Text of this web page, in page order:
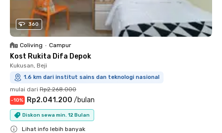
360
Coliving • Campur
Kost Rukita Difa Depok
Kukusan, Beji
1.6 km dari institut sains dan teknologi nasional
mulai dari Rp2.268.000
-10% Rp2.041.200 /bulan
Diskon sewa min. 12 Bulan
Lihat info lebih banyak